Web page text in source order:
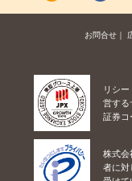
お問合せ
リシ
営する
証券コ
株式会
者に対